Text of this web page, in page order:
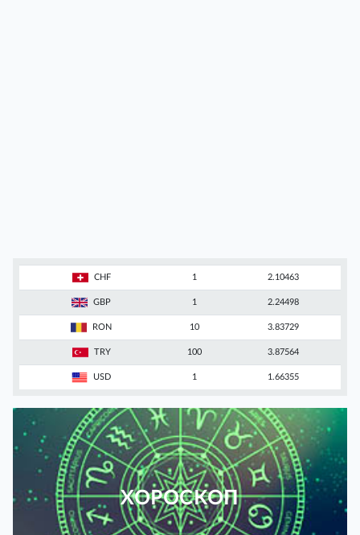
CHF 1 2.10463
GBP 1 2.24498
RON 10 3.83729
TRY 100 3.87564
USD 1 1.66355
ХОРОСКОП